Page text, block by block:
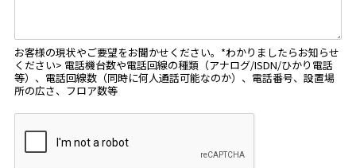
お客様の現状やご要望をお聞かせください。*わかりましたらお知らせ
ください> 電話機台数や電話回線の種類（アナログ/ISDN/ひかり電話
等）、電話回線数（同時に何人通話可能なのか）、電話番号、設置場
所の広さ、フロア数等